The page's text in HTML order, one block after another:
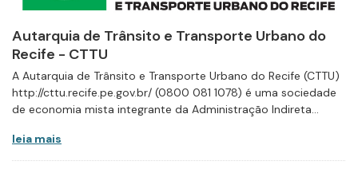
Autarquia de Trânsito e Transporte Urbano do
Recife - CTTU
A Autarquia de Trânsito e Transporte Urbano do Recife (CTTU)
http://cttu.recife.pe.gov.br/ (0800 081 1078) é uma sociedade
de economia mista integrante da Administração Indireta...
leia mais